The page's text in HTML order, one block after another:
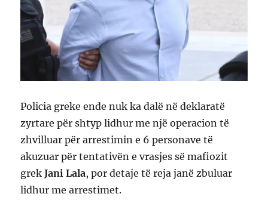
Policia greke ende nuk ka dalë në deklaratë
zyrtare për shtyp lidhur me një operacion të
zhvilluar për arrestimin e 6 personave të
akuzuar për tentativën e vrasjes së mafiozit
grekJani Lala, por detaje të reja janë zbuluar
lidhur me arrestimet.